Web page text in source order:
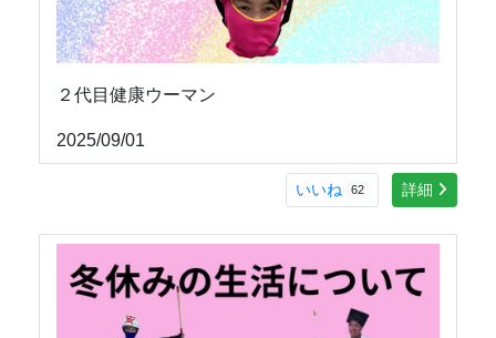
２代目健康ウーマン
2025/09/01
いいね 62 詳細